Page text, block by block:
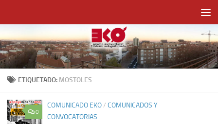
ETIQUETADO: MOSTOLES
0
COMUNICADO EKO/ COMUNICADOS Y
CONVOCATORIAS